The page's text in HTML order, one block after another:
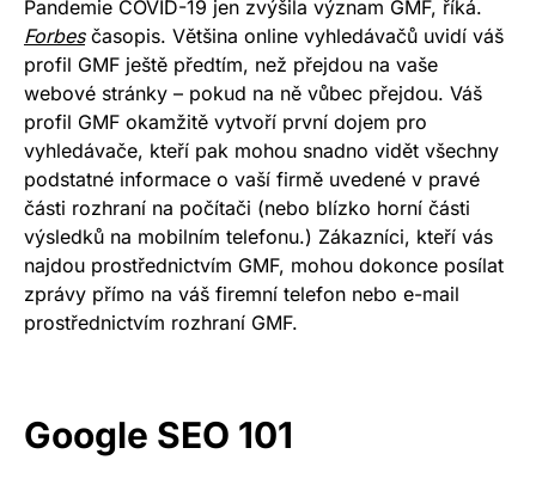
Pandemie COVID-19 jen zvýšila význam GMF, říká.
Forbes časopis. Většina online vyhledávačů uvidí váš
profil GMF ještě předtím, než přejdou na vaše
webové stránky – pokud na ně vůbec přejdou. Váš
profil GMF okamžitě vytvoří první dojem pro
vyhledávače, kteří pak mohou snadno vidět všechny
podstatné informace o vaší firmě uvedené v pravé
části rozhraní na počítači (nebo blízko horní části
výsledků na mobilním telefonu.) Zákazníci, kteří vás
najdou prostřednictvím GMF, mohou dokonce posílat
zprávy přímo na váš firemní telefon nebo e-mail
prostřednictvím rozhraní GMF.
Google SEO 101